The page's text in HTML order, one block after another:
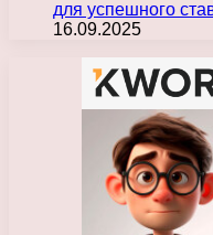
для успешного
16.09.2025